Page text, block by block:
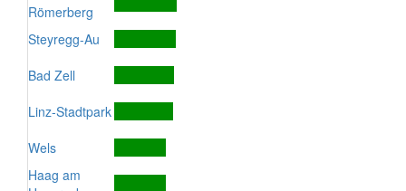
Römerberg
Steyregg-Au
Bad Zell
Linz-Stadtpark
Wels
Haag am